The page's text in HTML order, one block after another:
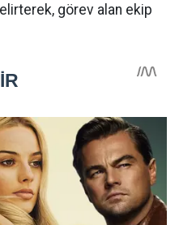
görev alan ekip